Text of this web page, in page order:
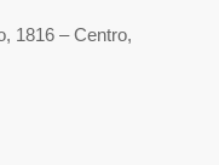
1816 – Centro,